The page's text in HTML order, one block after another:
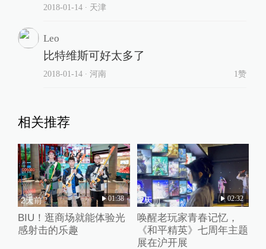
2018-01-14∙ 天津
Leo
比特维斯可好太多了
2018-01-14∙ 河南 1赞
相关推荐
2天前 01:38
BIU！逛商场就能体验光
感射击的乐趣
2天前 02:32
唤醒老玩家青春记忆，
《和平精英》七周年主题
展在沪开展